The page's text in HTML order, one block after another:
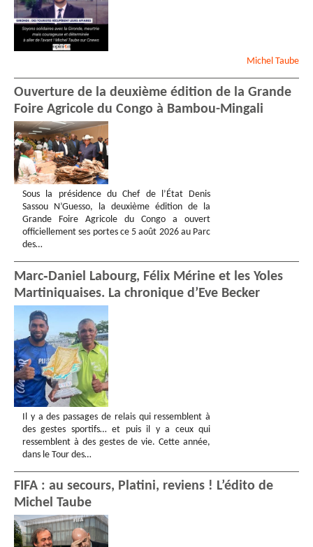
Michel Taube
Ouverture de la deuxième édition de la Grande
Foire Agricole du Congo à Bambou-Mingali
Sous la présidence du Chef de l’État Denis
Sassou N’Guesso, la deuxième édition de la
Grande Foire Agricole du Congo a ouvert
officiellement ses portes ce 5 août 2026 au Parc
des…
Marc‑Daniel Labourg, Félix Mérine et les Yoles
Martiniquaises. La chronique d’Eve Becker
Il y a des passages de relais qui ressemblent à
des gestes sportifs… et puis il y a ceux qui
ressemblent à des gestes de vie. Cette année,
dans le Tour des…
FIFA : au secours, Platini, reviens ! L’édito de
Michel Taube